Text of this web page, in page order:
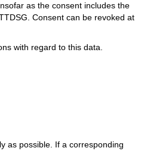
as the consent includes the
Consent can be revoked at
with regard to this data.
as possible. If a corresponding